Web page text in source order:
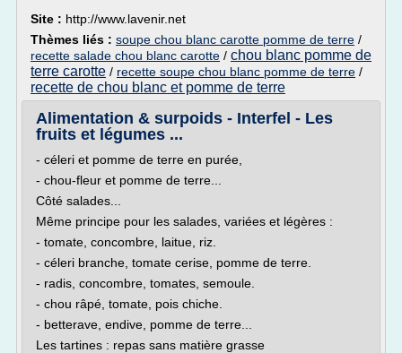
Site : http://www.lavenir.net
Thèmes liés : soupe chou blanc carotte pomme de terre /
recette salade chou blanc carotte / chou blanc pomme de
terre carotte / recette soupe chou blanc pomme de terre /
recette de chou blanc et pomme de terre
Alimentation & surpoids - Interfel - Les
fruits et légumes ...
- céleri et pomme de terre en purée,
- chou-fleur et pomme de terre...
Côté salades...
Même principe pour les salades, variées et légères :
- tomate, concombre, laitue, riz.
- céleri branche, tomate cerise, pomme de terre.
- radis, concombre, tomates, semoule.
- chou râpé, tomate, pois chiche.
- betterave, endive, pomme de terre...
Les tartines : repas sans matière grasse